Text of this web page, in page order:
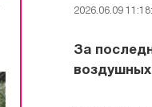
2026.06.09
За